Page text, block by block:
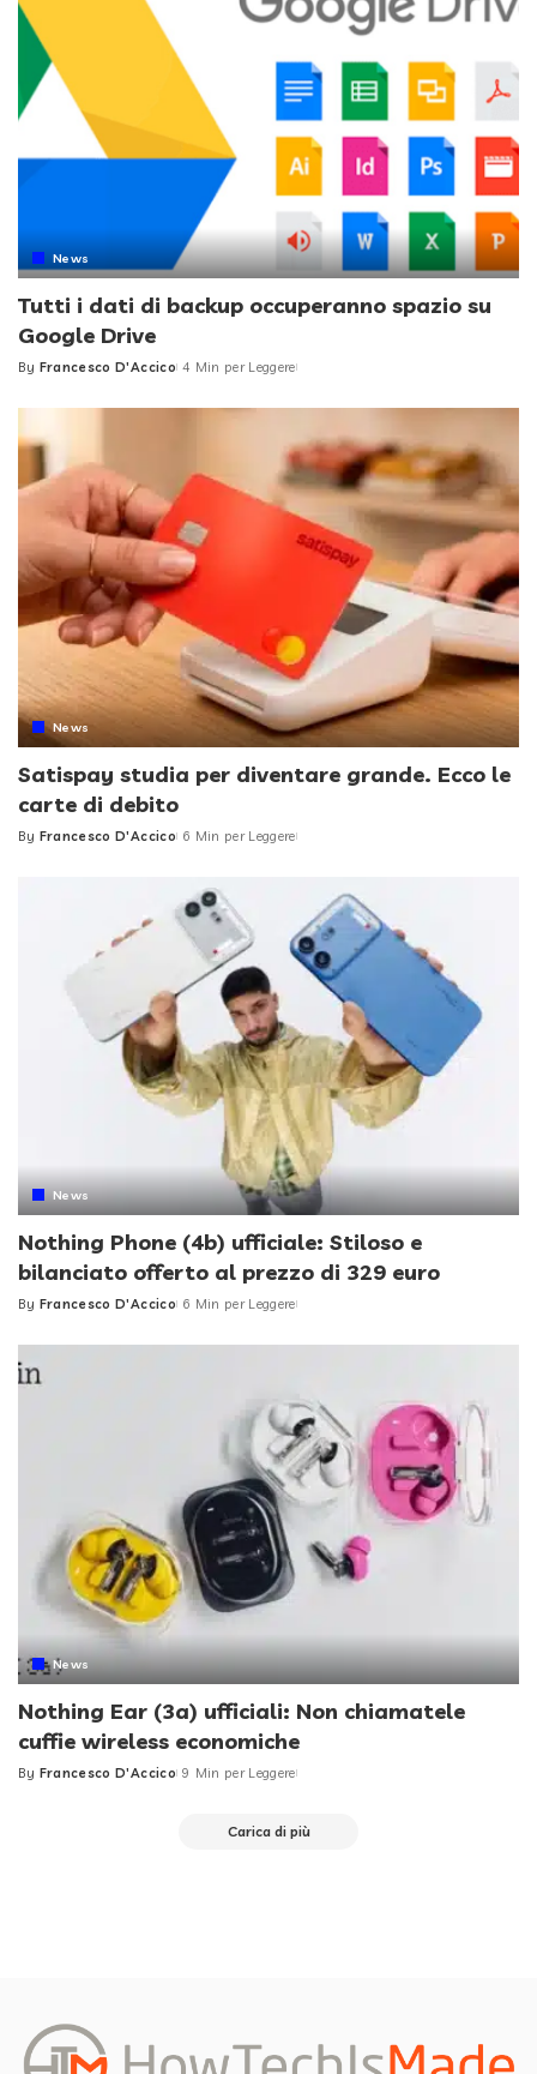
News
Tutti i dati di backup occuperanno spazio su
Google Drive
Posted
By Francesco D'Accico 4 Min per Leggere
News
Satispay studia per diventare grande. Ecco le
carte di debito
Posted
By Francesco D'Accico 6 Min per Leggere
News
Nothing Phone (4b) ufficiale: Stiloso e
bilanciato offerto al prezzo di 329 euro
Posted
By Francesco D'Accico 6 Min per Leggere
News
Nothing Ear (3a) ufficiali: Non chiamatele
cuffie wireless economiche
Posted
By Francesco D'Accico 9 Min per Leggere
Carica di più